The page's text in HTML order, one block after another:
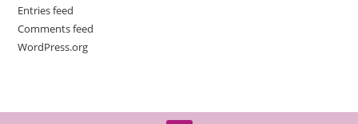
Entries feed
Comments feed
WordPress.org